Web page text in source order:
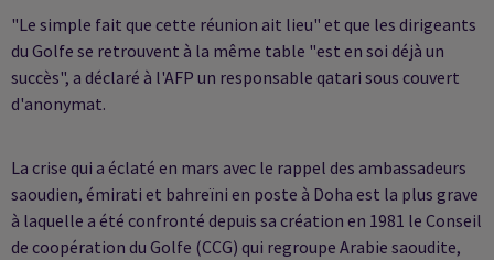
"Le simple fait que cette réunion ait lieu" et que les dirigeants
du Golfe se retrouvent à la même table "est en soi déjà un
succès", a déclaré à l'AFP un responsable qatari sous couvert
d'anonymat.
La crise qui a éclaté en mars avec le rappel des ambassadeurs
saoudien, émirati et bahreïni en poste à Doha est la plus grave
à laquelle a été confronté depuis sa création en 1981 le Conseil
de coopération du Golfe (CCG) qui regroupe Arabie saoudite,